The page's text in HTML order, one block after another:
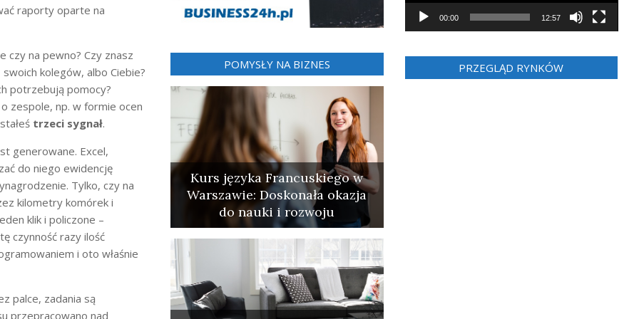
raporty oparte na
czy na pewno? Czy znasz
kolegów, albo Ciebie?
potrzebują pomocy?
zespole, np. w formie ocen
trzeci sygnał.
generowane. Excel,
do niego ewidencję
Tylko, czy na
kilometry komórek i
klik i policzone –
czynność razy ilość
i oto właśnie
palce, zadania są
przepracowano nad
POMYSŁY NA BIZNES
Kurs języka Francuskiego w
Warszawie: Doskonała okazja
do nauki i rozwoju
00:00 12:57
PRZEGLĄD RYNKÓW